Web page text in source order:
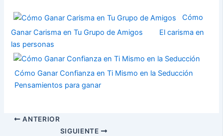
Cómo
Ganar Carisma en Tu Grupo de Amigos
El carisma en
las personas
Cómo Ganar Confianza en Ti Mismo en la Seducción
Pensamientos para ganar
ANTERIOR
SIGUIENTE